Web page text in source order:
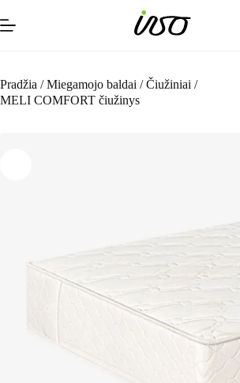
to
content
Pradžia / Miegamojo baldai / Čiužiniai /
MELI COMFORT čiužinys